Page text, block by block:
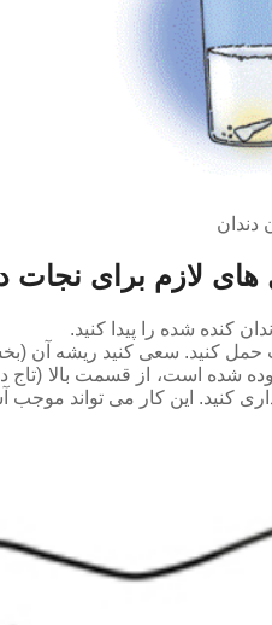
دندان
های لازم برای نجات
کنده شده را پیدا کنید.
حمل کنید. سعی کنید ریشه آن
شده است، از قسمت بالا
کنید. این کار می تواند موجب